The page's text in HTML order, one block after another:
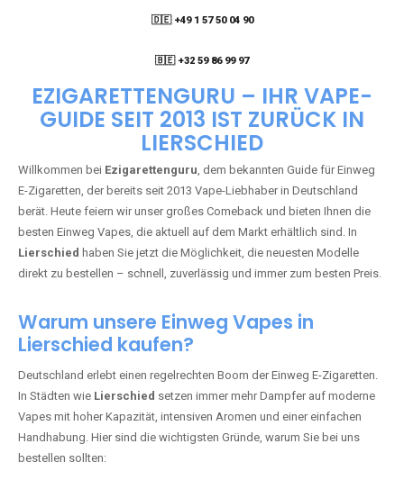
🇩🇪 +49 1 57 50 04 90
05
🇧🇪 +32 59 86 99 97
EZIGARETTENGURU – IHR VAPE-
GUIDE SEIT 2013 IST ZURÜCK IN
LIERSCHIED
Willkommen bei Ezigarettenguru, dem bekannten Guide für Einweg
E-Zigaretten, der bereits seit 2013 Vape-Liebhaber in Deutschland
berät. Heute feiern wir unser großes Comeback und bieten Ihnen die
besten Einweg Vapes, die aktuell auf dem Markt erhältlich sind. In
Lierschied haben Sie jetzt die Möglichkeit, die neuesten Modelle
direkt zu bestellen – schnell, zuverlässig und immer zum besten Preis.
Warum unsere Einweg Vapes in
Lierschied kaufen?
Deutschland erlebt einen regelrechten Boom der Einweg E-Zigaretten.
In Städten wie Lierschied setzen immer mehr Dampfer auf moderne
Vapes mit hoher Kapazität, intensiven Aromen und einer einfachen
Handhabung. Hier sind die wichtigsten Gründe, warum Sie bei uns
bestellen sollten: